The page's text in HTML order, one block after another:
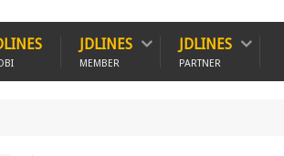
JDLINES
MEMBER
JDLINES
PARTNER